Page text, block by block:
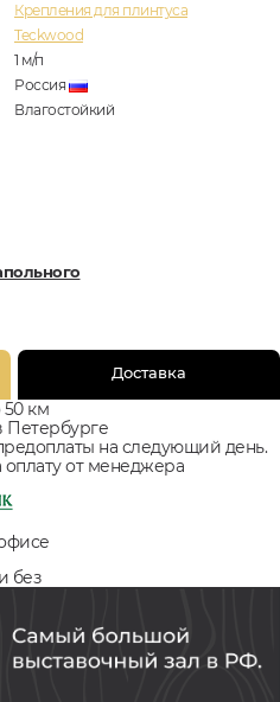
Крепления для плинтуса
Teckwood
1 м/п
Россия
Влагостойкий
Доставка
50 км
Петербурге
на следующий день.
оплату от менеджера
без